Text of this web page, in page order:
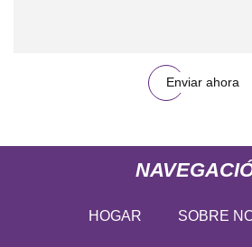
Enviar ahora
HOGAR SOBRE